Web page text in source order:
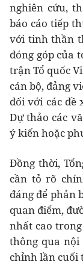
nghiên cứu,
báo cáo tiếp
với tinh thần
đóng góp của
trận Tổ quốc
cán bộ, đảng
đối với các đề
Dự thảo các
ý kiến hoặc
Đồng thời,
cần tỏ rõ
đáng để phản
quan điểm,
nhất cao
thông qua nội
chỉnh lần cuối